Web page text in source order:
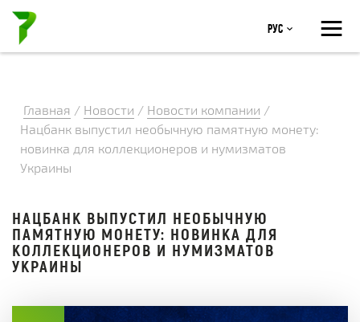
≡
Рус
Главная / Новости / Новости компании /
Нацбанк выпустил необычную памятную монету:
новинка для коллекционеров и нумизматов
Украины
НАЦБАНК ВЫПУСТИЛ НЕОБЫЧНУЮ
ПАМЯТНУЮ МОНЕТУ: НОВИНКА ДЛЯ
КОЛЛЕКЦИОНЕРОВ И НУМИЗМАТОВ
УКРАИНЫ